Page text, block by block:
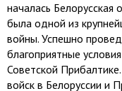
началась
была одной из
войны. Успешно
благоприятные
Советской
войск в Белоруссии и